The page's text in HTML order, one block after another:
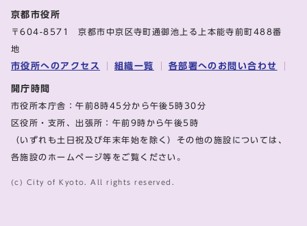
京都市役所
〒604-8571 京都市中京区寺町通御池上る上本能寺前町488番
地
市役所へのアクセス 組織一覧 各部署へのお問い合わせ
開庁時間
市役所本庁舎：午前8時45分から午後5時30分
区役所・支所、出張所：午前9時から午後5時
（いずれも土日祝及び年末年始を除く）その他の施設については、
各施設のホームページ等をご覧ください。
(c) City of Kyoto. All rights reserved.